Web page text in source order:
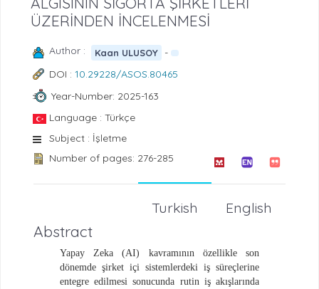
ÜZERİNDEN İNCELENMESİ
Author : Kaan ULUSOY
-
DOI : 10.29228/ASOS.80465
Year-Number: 2025-163
Language : Türkçe
Subject : İşletme
Number of pages: 276-285
English
Turkish
Abstract
Yapay Zeka (AI) kavramının özellikle son
dönemde şirket içi sistemlerdeki iş süreçlerine
entegre edilmesi sonucunda rutin iş akışlarında